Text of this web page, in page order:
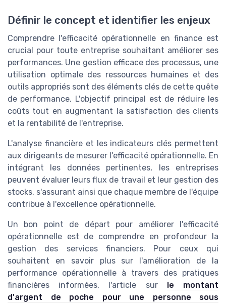
Définir le concept et identifier les enjeux
Comprendre l'efficacité opérationnelle en finance est
crucial pour toute entreprise souhaitant améliorer ses
performances. Une gestion efficace des processus, une
utilisation optimale des ressources humaines et des
outils appropriés sont des éléments clés de cette quête
de performance. L'objectif principal est de réduire les
coûts tout en augmentant la satisfaction des clients
et la rentabilité de l'entreprise.
L'analyse financière et les indicateurs clés permettent
aux dirigeants de mesurer l'efficacité opérationnelle. En
intégrant les données pertinentes, les entreprises
peuvent évaluer leurs flux de travail et leur gestion des
stocks, s'assurant ainsi que chaque membre de l'équipe
contribue à l'excellence opérationnelle.
Un bon point de départ pour améliorer l'efficacité
opérationnelle est de comprendre en profondeur la
gestion des services financiers. Pour ceux qui
souhaitent en savoir plus sur l'amélioration de la
performance opérationnelle à travers des pratiques
financières informées, l'article sur le montant
d'argent de poche pour une personne sous